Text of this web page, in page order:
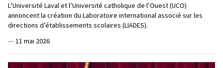
L’Université Laval et l’Université catholique de l’Ouest (UCO)
annoncent la création du Laboratoire international associé sur les
directions d’établissements scolaires (LIADES).
— 11 mai 2026